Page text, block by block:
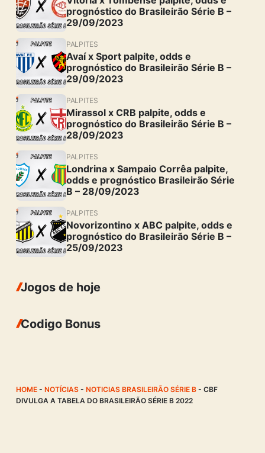
prognóstico do Brasileirão Série B –
29/09/2023
PALPITES
Avaí x Sport palpite, odds e
prognóstico do Brasileirão Série B –
29/09/2023
PALPITES
Mirassol x CRB palpite, odds e
prognóstico do Brasileirão Série B –
28/09/2023
PALPITES
Londrina x Sampaio Corrêa palpite,
odds e prognóstico Brasileirão Série
B – 28/09/2023
PALPITES
Novorizontino x ABC palpite, odds e
prognóstico do Brasileirão Série B –
25/09/2023
Jogos de hoje
Codigo Bonus
HOME- NOTÍCIAS- NOTICIAS BRASILEIRÃO SÉRIE B- CBF
DIVULGA A TABELA DO BRASILEIRÃO SÉRIE B 2022